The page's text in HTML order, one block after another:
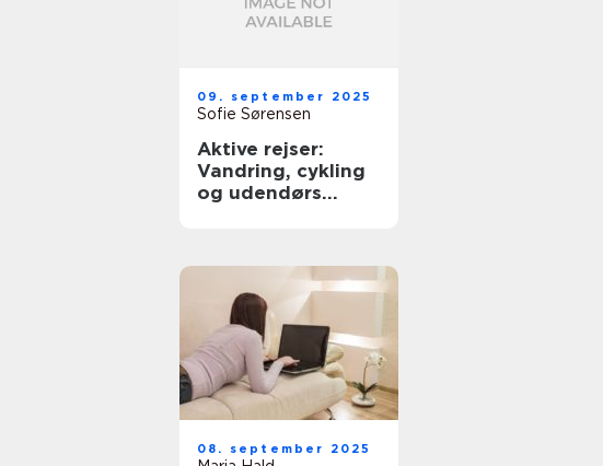
09. september 2025
Sofie Sørensen
Aktive rejser:
Vandring, cykling
og udendørs
08. september 2025